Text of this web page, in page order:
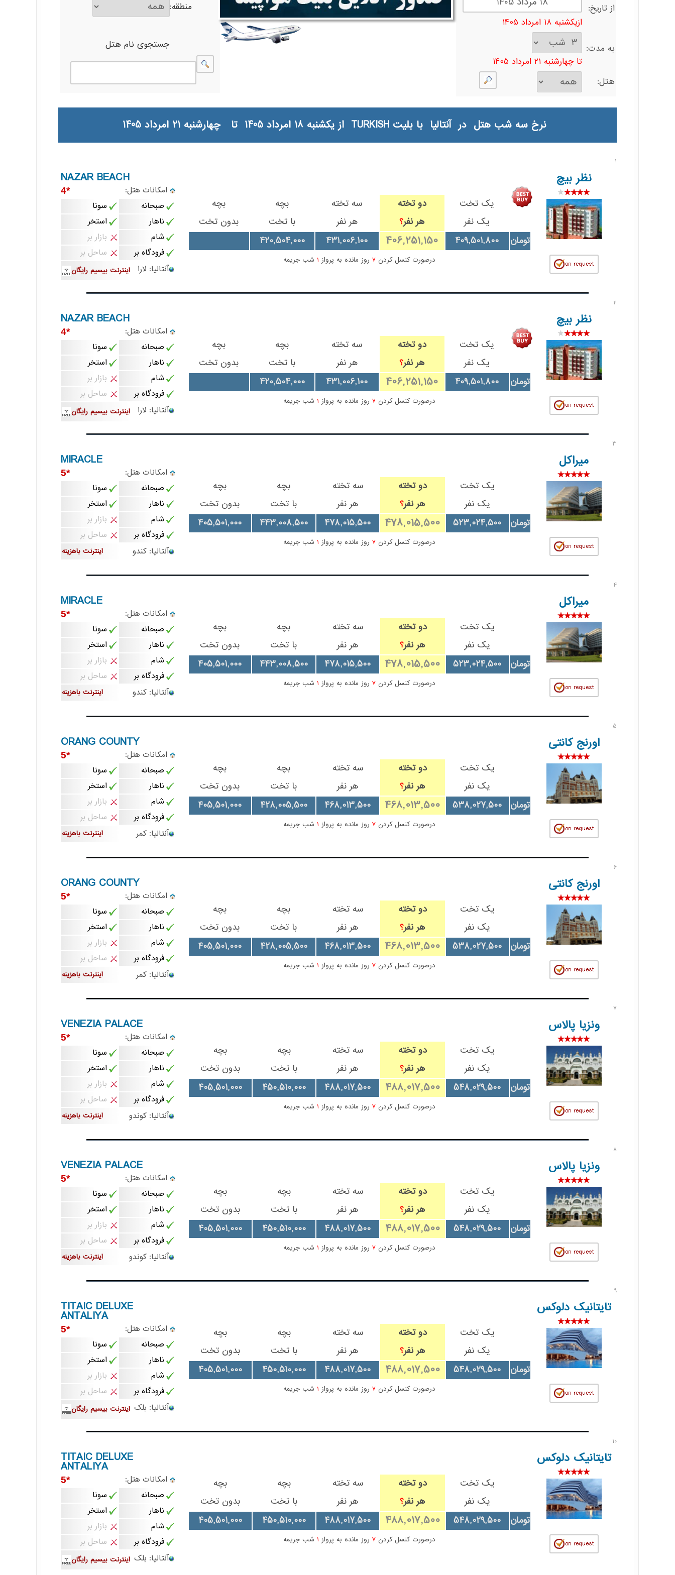
از تاریخ:
ازیکشنبه 18 امرداد 1405
به مدت:
تا چهار‌شنبه 21 امرداد 1405
هتل:
منطقه:
جستجوی نام هتل
نرخ سه شب هتل در آنتالیا با بلیت TURKISH از یکشنبه 18 امرداد 1405 تا چهار‌شنبه 21 امرداد 1405
1
نظر بیچ NAZAR BEACH
امکانات هتل: *4
صبحانه
سونا
ناهار
استخر
شام
بازار بر
فرودگاه بر
ساحل بر
اینترنت بیسیم رایگان آنتالیا: لارا
یک تخت
یک نفر
دو تخته
هر نفر؟
سه تخته
هر نفر
بچه
با تخت
بچه
بدون تخت
تومان
409,501,800
406,251,150
431,006,100
420,504,000
درصورت کنسل کردن روز مانده به پرواز شب جریمه
2
نظر بیچ NAZAR BEACH
امکانات هتل: *4
صبحانه
سونا
ناهار
استخر
شام
بازار بر
فرودگاه بر
ساحل بر
اینترنت بیسیم رایگان آنتالیا: لارا
یک تخت
یک نفر
دو تخته
هر نفر؟
سه تخته
هر نفر
بچه
با تخت
بچه
بدون تخت
تومان
409,501,800
406,251,150
431,006,100
420,504,000
درصورت کنسل کردن روز مانده به پرواز شب جریمه
3
میراکل MIRACLE
امکانات هتل: *5
صبحانه
سونا
ناهار
استخر
شام
بازار بر
فرودگاه بر
ساحل بر
اینترنت باهزینه آنتالیا: کندو
یک تخت
یک نفر
دو تخته
هر نفر؟
سه تخته
هر نفر
بچه
با تخت
بچه
بدون تخت
تومان
523,024,500
478,015,500
478,015,500
443,008,500
405,501,000
درصورت کنسل کردن روز مانده به پرواز شب جریمه
4
میراکل MIRACLE
امکانات هتل: *5
صبحانه
سونا
ناهار
استخر
شام
بازار بر
فرودگاه بر
ساحل بر
اینترنت باهزینه آنتالیا: کندو
یک تخت
یک نفر
دو تخته
هر نفر؟
سه تخته
هر نفر
بچه
با تخت
بچه
بدون تخت
تومان
523,024,500
478,015,500
478,015,500
443,008,500
405,501,000
درصورت کنسل کردن روز مانده به پرواز شب جریمه
5
اورنج کانتی ORANG COUNTY
امکانات هتل: *5
صبحانه
سونا
ناهار
استخر
شام
بازار بر
فرودگاه بر
ساحل بر
اینترنت باهزینه آنتالیا: کمر
یک تخت
یک نفر
دو تخته
هر نفر؟
سه تخته
هر نفر
بچه
با تخت
بچه
بدون تخت
تومان
538,027,500
468,013,500
468,013,500
428,005,500
405,501,000
درصورت کنسل کردن روز مانده به پرواز شب جریمه
6
اورنج کانتی ORANG COUNTY
امکانات هتل: *5
صبحانه
سونا
ناهار
استخر
شام
بازار بر
فرودگاه بر
ساحل بر
اینترنت باهزینه آنتالیا: کمر
یک تخت
یک نفر
دو تخته
هر نفر؟
سه تخته
هر نفر
بچه
با تخت
بچه
بدون تخت
تومان
538,027,500
468,013,500
468,013,500
428,005,500
405,501,000
درصورت کنسل کردن روز مانده به پرواز شب جریمه
7
ونزیا پالاس VENEZIA PALACE
امکانات هتل: *5
صبحانه
سونا
ناهار
استخر
شام
بازار بر
فرودگاه بر
ساحل بر
اینترنت باهزینه آنتالیا: کوندو
یک تخت
یک نفر
دو تخته
هر نفر؟
سه تخته
هر نفر
بچه
با تخت
بچه
بدون تخت
تومان
548,029,500
488,017,500
488,017,500
450,510,000
405,501,000
درصورت کنسل کردن روز مانده به پرواز شب جریمه
8
ونزیا پالاس VENEZIA PALACE
امکانات هتل: *5
صبحانه
سونا
ناهار
استخر
شام
بازار بر
فرودگاه بر
ساحل بر
اینترنت باهزینه آنتالیا: کوندو
یک تخت
یک نفر
دو تخته
هر نفر؟
سه تخته
هر نفر
بچه
با تخت
بچه
بدون تخت
تومان
548,029,500
488,017,500
488,017,500
450,510,000
405,501,000
درصورت کنسل کردن روز مانده به پرواز شب جریمه
9
تایتانیک دلوکس TITAIC DELUXE
ANTALIYA
امکانات هتل: *5
صبحانه
سونا
ناهار
استخر
شام
بازار بر
فرودگاه بر
ساحل بر
اینترنت بیسیم رایگان آنتالیا: بلک
یک تخت
یک نفر
دو تخته
هر نفر؟
سه تخته
هر نفر
بچه
با تخت
بچه
بدون تخت
تومان
548,029,500
488,017,500
488,017,500
450,510,000
405,501,000
درصورت کنسل کردن روز مانده به پرواز شب جریمه
10
تایتانیک دلوکس TITAIC DELUXE
ANTALIYA
امکانات هتل: *5
صبحانه
سونا
ناهار
استخر
شام
بازار بر
فرودگاه بر
ساحل بر
اینترنت بیسیم رایگان آنتالیا: بلک
یک تخت
یک نفر
دو تخته
هر نفر؟
سه تخته
هر نفر
بچه
با تخت
بچه
بدون تخت
تومان
548,029,500
488,017,500
488,017,500
450,510,000
405,501,000
درصورت کنسل کردن روز مانده به پرواز شب جریمه